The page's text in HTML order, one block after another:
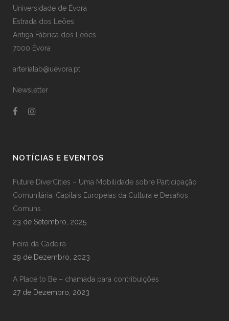
Universidade de Évora
Estrada dos Leões
Antiga Fábrica dos Leões
7000 Évora
arterialab@uevora.pt
Newsletter
NOTÍCIAS E EVENTOS
Future DiverCities – Uma Mobilidade sobre Participação
Comunitária, Capitais Europeias da Cultura e Desafios
Comuns
23 de Setembro, 2025
Feira da Cadeira
29 de Dezembro, 2023
A Place to Be – chamada para contribuições
27 de Dezembro, 2023